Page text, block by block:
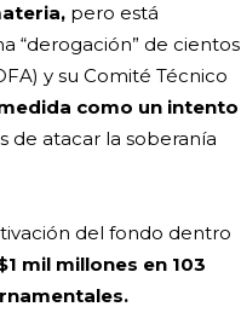
pero está
“derogación” de cientos
y su Comité Técnico
como un intento
de atacar la soberanía
del fondo dentro
mil millones en 103